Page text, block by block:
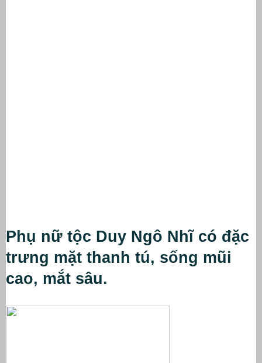
Phụ nữ tộc Duy Ngô Nhĩ có đặc
trưng mặt thanh tú, sống mũi
cao, mắt sâu.